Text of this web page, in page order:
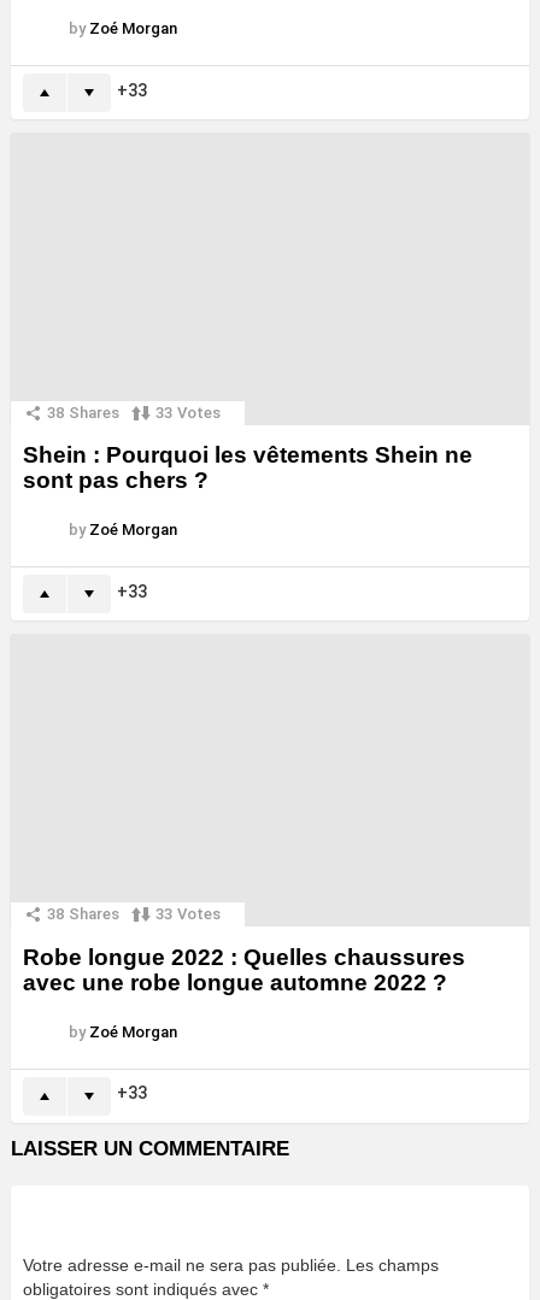
by Zoé Morgan
33
38 Shares 33 Votes
Shein : Pourquoi les vêtements Shein ne
sont pas chers ?
by Zoé Morgan
33
38 Shares 33 Votes
Robe longue 2022 : Quelles chaussures
avec une robe longue automne 2022 ?
by Zoé Morgan
33
LAISSER UN COMMENTAIRE
Votre adresse e-mail ne sera pas publiée. Les champs
obligatoires sont indiqués avec *